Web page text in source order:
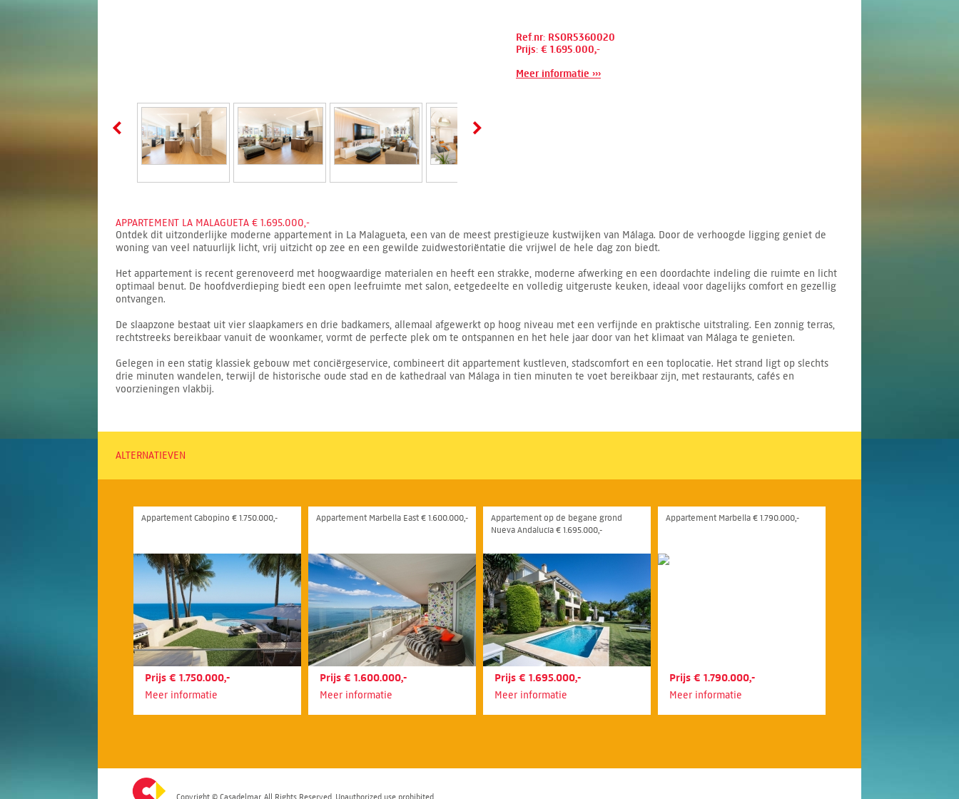
Ref.nr: RSOR5360020
Prijs: € 1.695.000,-
Meer informatie ›››
APPARTEMENT LA MALAGUETA € 1.695.000,-
Ontdek dit uitzonderlijke moderne appartement in La Malagueta, een van de meest prestigieuze kustwijken van Málaga. Door de verhoogde ligging geniet de
woning van veel natuurlijk licht, vrij uitzicht op zee en een gewilde zuidwestoriëntatie die vrijwel de hele dag zon biedt.
Het appartement is recent gerenoveerd met hoogwaardige materialen en heeft een strakke, moderne afwerking en een doordachte indeling die ruimte en licht
optimaal benut. De hoofdverdieping biedt een open leefruimte met salon, eetgedeelte en volledig uitgeruste keuken, ideaal voor dagelijks comfort en gezellig
ontvangen.
De slaapzone bestaat uit vier slaapkamers en drie badkamers, allemaal afgewerkt op hoog niveau met een verfijnde en praktische uitstraling. Een zonnig terras,
rechtstreeks bereikbaar vanuit de woonkamer, vormt de perfecte plek om te ontspannen en het hele jaar door van het klimaat van Málaga te genieten.
Gelegen in een statig klassiek gebouw met conciërgeservice, combineert dit appartement kustleven, stadscomfort en een toplocatie. Het strand ligt op slechts
drie minuten wandelen, terwijl de historische oude stad en de kathedraal van Málaga in tien minuten te voet bereikbaar zijn, met restaurants, cafés en
voorzieningen vlakbij.
ALTERNATIEVEN
Appartement Cabopino € 1.750.000,-
Prijs € 1.750.000,-
Meer informatie
Appartement Marbella East € 1.600.000,-
Prijs € 1.600.000,-
Meer informatie
Appartement op de begane grond
Nueva Andalucía € 1.695.000,-
Prijs € 1.695.000,-
Meer informatie
Appartement Marbella € 1.790.000,-
Prijs € 1.790.000,-
Meer informatie
Copyright © Casadelmar. All Rights Reserved. Unauthorized use prohibited.